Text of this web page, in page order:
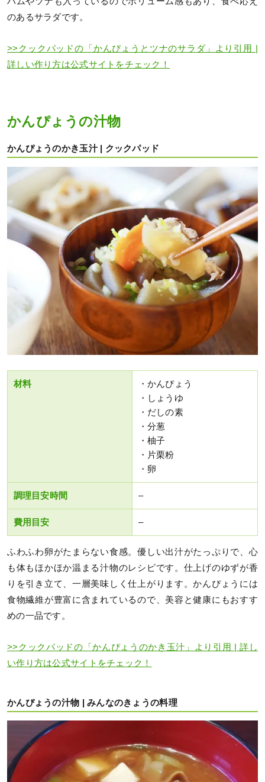
のあるサラダです。
>>クックパッドの「かんぴょうとツナのサラダ」より引用 |
詳しい作り方は公式サイトをチェック！
かんぴょうの汁物
かんぴょうのかき玉汁 | クックパッド
材料
・かんぴょう
・しょうゆ
・だしの素
・分葱
・柚子
・片栗粉
・卵
調理目安時間 –
費用目安 –
ふわふわ卵がたまらない食感。優しい出汁がたっぷりで、心
も体もほかほか温まる汁物のレシピです。仕上げのゆずが香
りを引き立て、一層美味しく仕上がります。かんぴょうには
食物繊維が豊富に含まれているので、美容と健康にもおすす
めの一品です。
>>クックパッドの「かんぴょうのかき玉汁」より引用 | 詳し
い作り方は公式サイトをチェック！
かんぴょうの汁物 | みんなのきょうの料理